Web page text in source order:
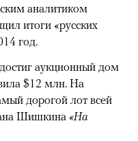
аналитиком
итоги «русских
год.
аукционный дом
$12 млн. На
дорогой лот всей
Шишкина «На